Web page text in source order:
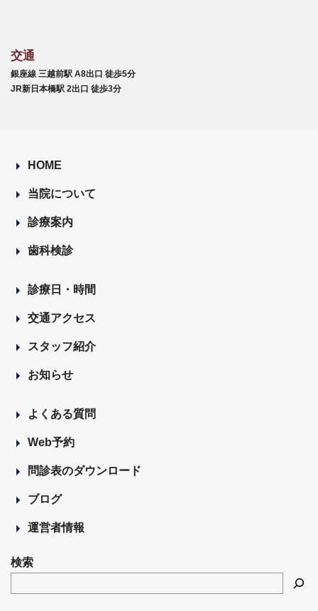
交通
銀座線 三越前駅 A8出口 徒歩5分
JR新日本橋駅 2出口 徒歩3分
HOME
当院について
診療案内
歯科検診
診療日・時間
交通アクセス
スタッフ紹介
お知らせ
よくある質問
Web予約
問診表のダウンロード
ブログ
運営者情報
検索